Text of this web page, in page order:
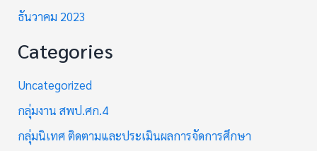
ธันวาคม 2023
Categories
Uncategorized
กลุ่มงาน สพป.ศก.4
กลุ่มนิเทศ ติดตามและประเมินผลการจัดการศึกษา